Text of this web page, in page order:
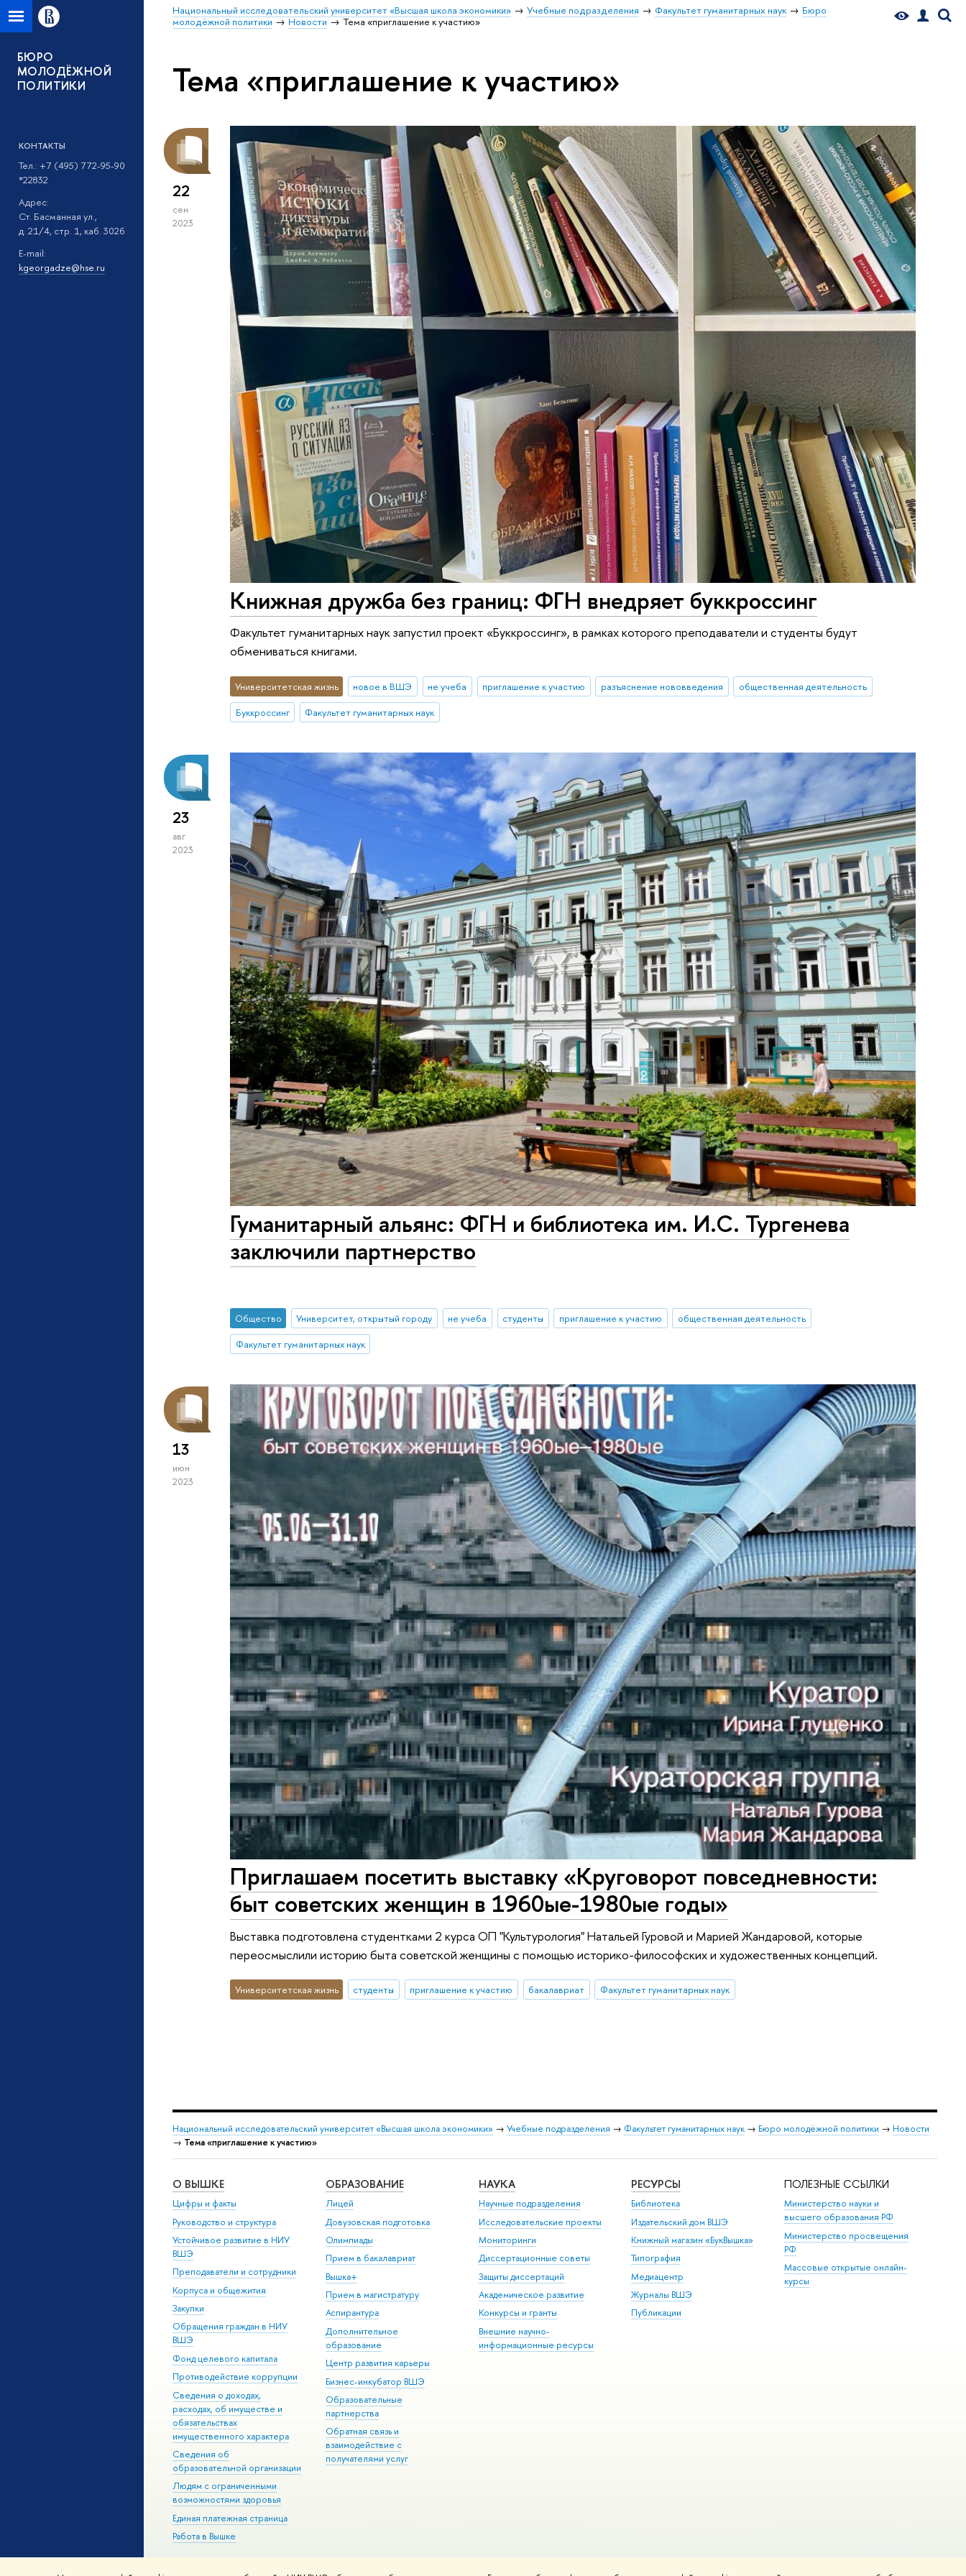
Национальный исследовательский университет «Высшая школа экономики» Учебные подразделения Факультет гуманитарных наук
Бюро
молодёжной политики
Новости Тема «приглашение к участию»
БЮРО
МОЛОДЁЖНОЙ
ПОЛИТИКИ
КОНТАКТЫ
Тел.: +7 (495) 772-95-90
*22832
Адрес:
Ст. Басманная ул.,
д. 21/4, стр. 1, каб. 302б
E-mail:
kgeorgadze@hse.ru
Тема «приглашение к участию»
22
сен
2023
Книжная дружба без границ: ФГН внедряет буккроссинг
Факультет гуманитарных наук запустил проект «Буккроссинг», в рамках которого преподаватели и студенты будут
обмениваться книгами.
Университетская жизнь новое в ВШЭ не учеба приглашение к участию разъяснение нововведения
общественная деятельность
Буккроссинг
Факультет гуманитарных наук
23
авг
2023
Гуманитарный альянс: ФГН и библиотека им. И.С. Тургенева
заключили партнерство
Общество Университет, открытый городу не учеба студенты приглашение к участию
общественная деятельность
Факультет гуманитарных наук
13
июн
2023
Приглашаем посетить выставку «Круговорот повседневности:
быт советских женщин в 1960ые-1980ые годы»
Выставка подготовлена студентками 2 курса ОП "Культурология" Натальей Гуровой и Марией Жандаровой, которые
переосмыслили историю быта советской женщины с помощью историко-философских и художественных концепций.
Университетская жизнь студенты приглашение к участию бакалавриат Факультет гуманитарных наук
Национальный исследовательский университет «Высшая школа экономики» → Учебные подразделения → Факультет гуманитарных наук → Бюро молодёжной политики → Новости
→ Тема «приглашение к участию»
О ВЫШКЕ
Цифры и факты
Руководство и структура
Устойчивое развитие в НИУ
ВШЭ
Преподаватели и сотрудники
Корпуса и общежития
Закупки
Обращения граждан в НИУ
ВШЭ
Фонд целевого капитала
Противодействие коррупции
Сведения о доходах,
расходах, об имуществе и
обязательствах
имущественного характера
Сведения об
образовательной организации
Людям с ограниченными
возможностями здоровья
Единая платежная страница
Работа в Вышке
ОБРАЗОВАНИЕ
Лицей
Довузовская подготовка
Олимпиады
Прием в бакалавриат
Вышка+
Прием в магистратуру
Аспирантура
Дополнительное
образование
Центр развития карьеры
Бизнес-инкубатор ВШЭ
Образовательные
партнерства
Обратная связь и
взаимодействие с
получателями услуг
НАУКА
Научные подразделения
Исследовательские проекты
Мониторинги
Диссертационные советы
Защиты диссертаций
Академическое развитие
Конкурсы и гранты
Внешние научно-
информационные ресурсы
РЕСУРСЫ
Библиотека
Издательский дом ВШЭ
Книжный магазин «БукВышка»
Типография
Медиацентр
Журналы ВШЭ
Публикации
ПОЛЕЗНЫЕ ССЫЛКИ
Министерство науки и
высшего образования РФ
Министерство просвещения
РФ
Массовые открытые онлайн-
курсы